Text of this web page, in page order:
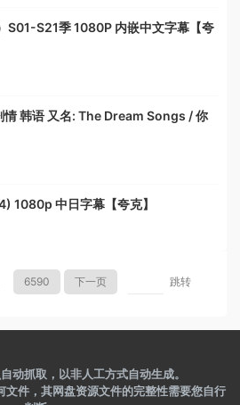
S01-S21季 1080P 内嵌中文字幕【夸
韩语 又名: The Dream Songs / 你
1080p 中日字幕【夸克】
6590 下一页 跳转
动抓取，以非人工方式自动生成。
文件，其网盘资源文件的完整性需要您自行